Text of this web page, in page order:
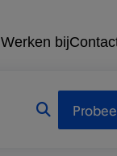
Werken bij